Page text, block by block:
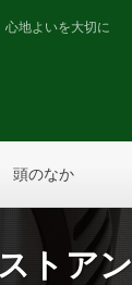
心地よいを大切に
頭のなか
トアン